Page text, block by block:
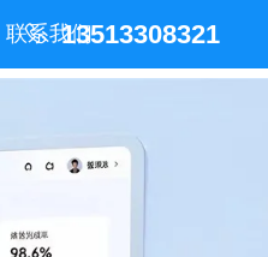
联系我们13513308321